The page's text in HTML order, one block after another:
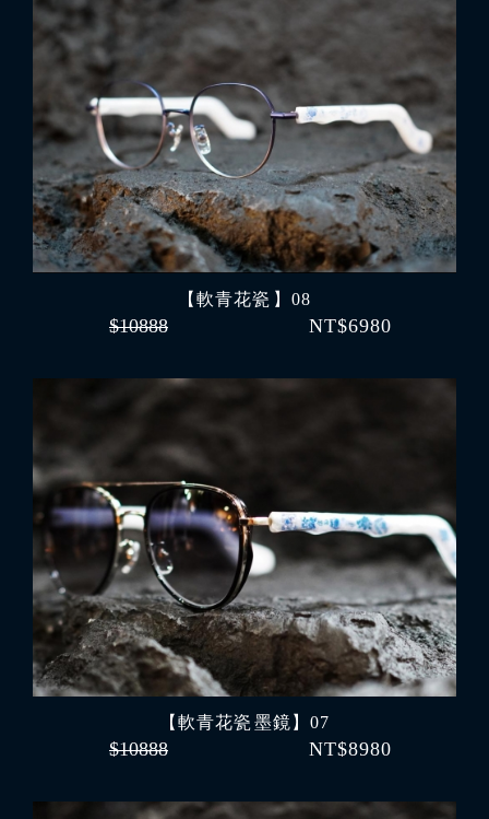
【軟青花瓷 】08
$10888 NT$6980
【軟青花瓷 墨鏡】07
$10888 NT$8980